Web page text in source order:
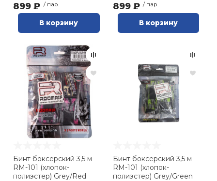
899 ₽ / пар.
В корзину
899 ₽ / пар.
В корзину
Бинт боксерский 3,5 м
RM-101 (хлопок-
полиэстер) Grey/Red
Бинт боксерский 3,5 м
RM-101 (хлопок-
полиэстер) Grey/Green